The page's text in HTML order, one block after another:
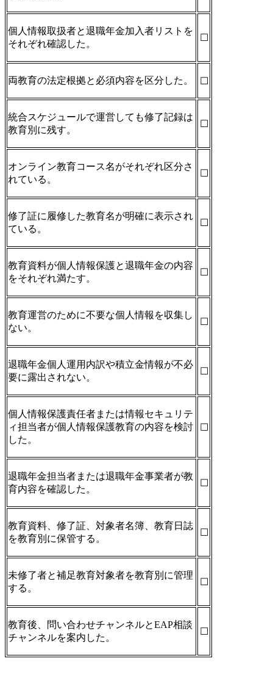
個人情報取扱者と退職年金加入者リストを
それぞれ確認した。
☐
両教育の法定根拠と必須内容を区分した。 ☐
統合スケジュールで運営しても修了記録は
教育別に残す。
☐
オンライン教育コース名がそれぞれ区分さ
れている。
☐
修了証に履修した教育名が明確に表示され
ている。
☐
教育資料が個人情報保護と退職年金の内容
をそれぞれ満たす。
☐
教育運営のために不要な個人情報を収集し
ない。
☐
退職年金個人運用内訳や積立金情報が不必
要に露出されない。
☐
個人情報保護責任者または情報セキュリテ
ィ担当者が個人情報保護教育の内容を検討
した。
☐
退職年金担当者または退職年金事業者が教
育内容を確認した。
☐
教育資料、修了証、対象者名簿、教育日誌
を教育別に保管する。
☐
未修了者と補足教育対象者を教育別に管理
する。
☐
教育後、問い合わせチャンネルとEAP相談
チャンネルを案内した。
☐